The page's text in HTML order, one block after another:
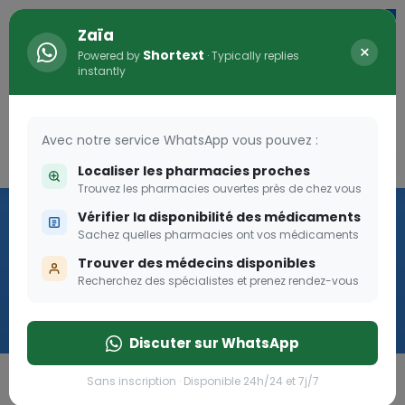
Vaccination
Zaïa
Powered by Shortext · Typically replies
instantly
×
Avec notre service WhatsApp vous pouvez :
Localiser les pharmacies proches
Trouvez les pharmacies ouvertes près de chez vous
Vérifier la disponibilité des médicaments
Sachez quelles pharmacies ont vos médicaments
Trouver des médecins disponibles
Recherchez des spécialistes et prenez rendez-vous
Discuter sur WhatsApp
Sans inscription · Disponible 24h/24 et 7j/7